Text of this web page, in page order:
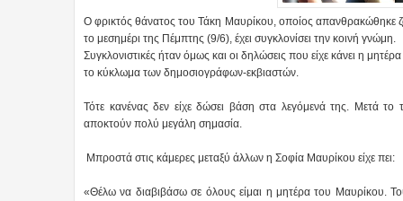
Ο φρικτός θάνατος του Τάκη Μαυρίκου, οποίος απανθρακώθηκε
το μεσημέρι της Πέμπτης (9/6), έχει συγκλονίσει την κοινή γνώμη.
Συγκλονιστικές ήταν όμως και οι δηλώσεις που είχε κάνει η
το κύκλωμα των δημοσιογράφων-εκβιαστών.
Τότε κανένας δεν είχε δώσει βάση στα λεγόμενά της. Μετά
αποκτούν πολύ μεγάλη σημασία.
Μπροστά στις κάμερες μεταξύ άλλων η Σοφία Μαυρίκου είχε πει:
«Θέλω να διαβιβάσω σε όλους είμαι η μητέρα του Μαυρίκου.